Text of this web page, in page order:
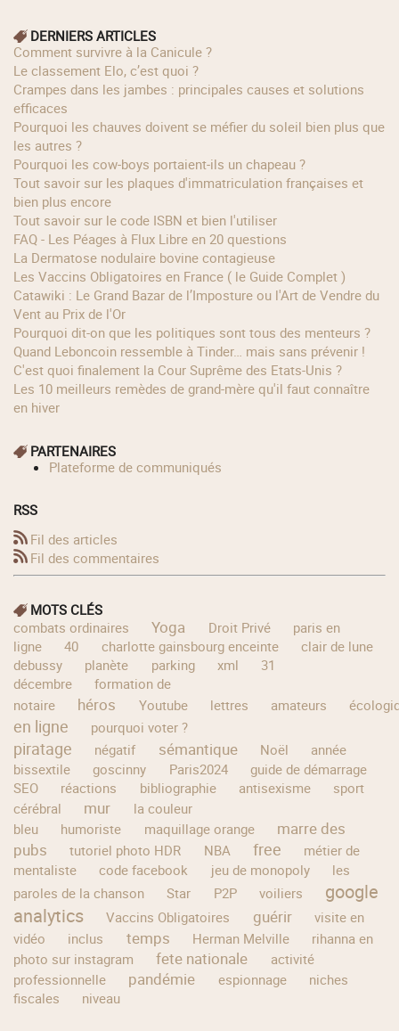
DERNIERS ARTICLES
Comment survivre à la Canicule ?
Le classement Elo, c’est quoi ?
Crampes dans les jambes : principales causes et solutions
efficaces
Pourquoi les chauves doivent se méfier du soleil bien plus que
les autres ?
Pourquoi les cow‑boys portaient‑ils un chapeau ?
Tout savoir sur les plaques d'immatriculation françaises et
bien plus encore
Tout savoir sur le code ISBN et bien l'utiliser
FAQ - Les Péages à Flux Libre en 20 questions
La Dermatose nodulaire bovine contagieuse
Les Vaccins Obligatoires en France ( le Guide Complet )
Catawiki : Le Grand Bazar de l’Imposture ou l'Art de Vendre du
Vent au Prix de l'Or
Pourquoi dit-on que les politiques sont tous des menteurs ?
Quand Leboncoin ressemble à Tinder… mais sans prévenir !
C'est quoi finalement la Cour Suprême des Etats-Unis ?
Les 10 meilleurs remèdes de grand-mère qu'il faut connaître
en hiver
PARTENAIRES
Plateforme de communiqués
RSS
Fil des articles
Fil des commentaires
MOTS CLÉS
combats ordinaires
Yoga Droit Privé
paris en
ligne
40 charlotte gainsbourg enceinte
clair de lune
debussy
planète parking xml
31
décembre
formation de
notaire
héros Youtube lettres amateurs
en ligne pourquoi voter ?
piratage négatif sémantique Noël
année
bissextile
goscinny Paris2024
guide de démarrage
SEO
réactions bibliographie antisexisme
sport
cérébral
mur
la couleur
bleu
humoriste maquillage orange
marre des
pubs
tutoriel photo HDR NBA free
métier de
mentaliste
code facebook jeu de monopoly
les
paroles de la chanson
Star P2P voiliers
google
analytics
Vaccins Obligatoires guérir
visite en
vidéo
inclus temps Herman Melville
rihanna en
photo sur instagram
fete nationale
activité
professionnelle
pandémie espionnage
niches
fiscales
niveau